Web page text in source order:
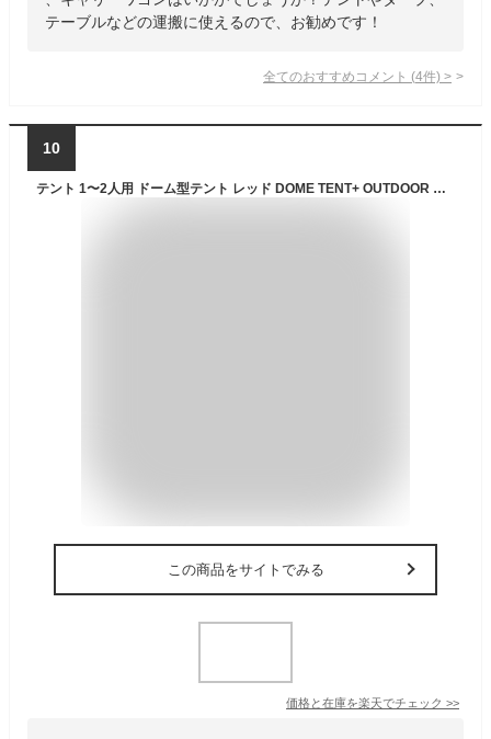
テーブルなどの運搬に使えるので、お勧めです！
全てのおすすめコメント (4件) >
10
テント 1〜2人用 ドーム型テント レッド DOME TENT+ OUTDOOR MAN UPF40 UVカット 遮光 アウトドア キャンプ レジャー 日焼け防止 防災用
この商品をサイトでみる
価格と在庫を楽天でチェック >>